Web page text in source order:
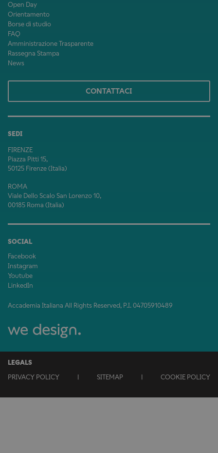
Open Day
Orientamento
Borse di studio
FAQ
Amministrazione Trasparente
Rassegna Stampa
News
SEDI
FIRENZE
Piazza Pitti 15,
50125 Firenze (Italia)
ROMA
Viale Dello Scalo San Lorenzo 10,
00185 Roma (Italia)
SOCIAL
Facebook
Instagram
Youtube
LinkedIn
Accademia Italiana All Rights Reserved, P.I. 04705910489
CONTATTACI
LEGALS
PRIVACY POLICY
| SITEMAP | COOKIE POLICY